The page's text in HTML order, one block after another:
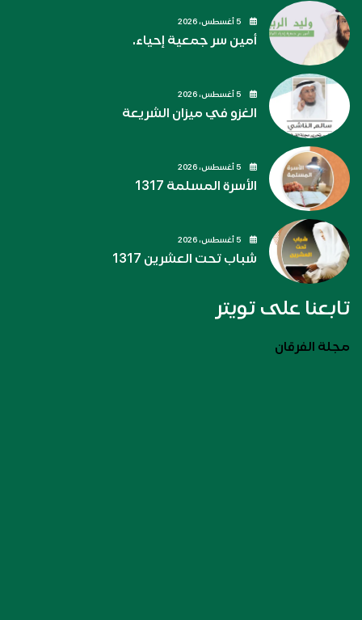
أمين سر جمعية إحياء.
الغزو في ميزان الشريعة
الأسرة المسلمة 1317
شباب تحت العشرين 1317
تابعنا على تويتر
مجلة الفرقان